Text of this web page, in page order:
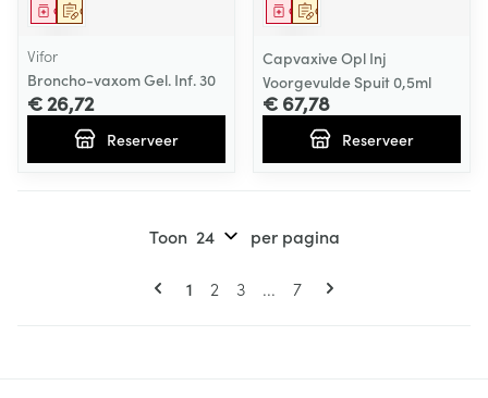
Op voorschrift
Geneesmiddel
Vifor
Broncho-vaxom Gel. Inf. 30
€ 26,72
Reserveer
Op voorschrift
Geneesmiddel
Capvaxive Opl Inj
Voorgevulde Spuit 0,5ml
€ 67,78
Reserveer
Pagina's
U lees momenteel pagina
1 Pagina
2 Pagina
3 ... Pagina
7
Toon per pagina